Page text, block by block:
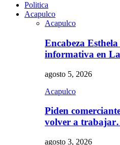
Politica
Acapulco
Acapulco
Encabeza
informativa en
agosto 5, 2026
Acapulco
Piden
volver a
agosto 3, 2026